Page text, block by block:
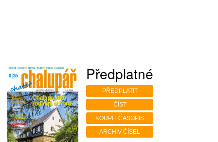
Předplatné
PŘEDPLATIT
ČÍST
KOUPIT ČASOPIS
ARCHIV ČÍSEL